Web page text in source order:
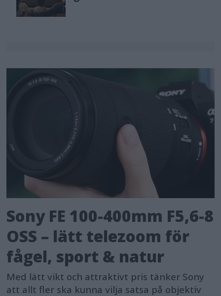
Sony FE 100-400mm F5,6-8
OSS – lätt telezoom för
fågel, sport & natur
Med lätt vikt och attraktivt pris tänker Sony
att allt fler ska kunna vilja satsa på objektiv